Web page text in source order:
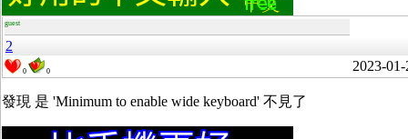
guest
2
0 0 2023-01-
發現 是 'Minimum to enable wide keyboard' 不見了